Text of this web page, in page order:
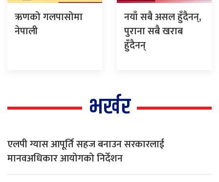
ऋणको गलपासोमा
नेपाली
नयाँ सबै असल हुँदैनन्,
पुराना सबै खराब
हुँदैनन्
भर्खर
एलपी ग्यास आपूर्ति सहज बनाउन सरकारलाई
मानवअधिकार आयोगको निर्देशन